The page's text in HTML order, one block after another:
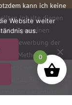
kann ich keine
Inhalte dienen
allgemeinen
Bewerbung der
Methoden,
erhebt weder einen
Richtigkeit
0
Website weiter
aus.